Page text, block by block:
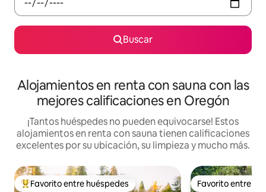
Buscar
Alojamientos en renta con sauna con las
mejores calificaciones en Oregón
¡Tantos huéspedes no pueden equivocarse! Estos
alojamientos en renta con sauna tienen calificaciones
excelentes por su ubicación, su limpieza y mucho más.
De los mejores en Favorito entre huéspedes
Favorito entre huéspedes Favorito entre
Favorito entre